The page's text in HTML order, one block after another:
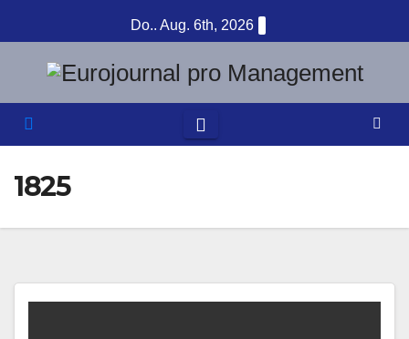
Inhalt
springen
Do.. Aug. 6th, 2026
1825